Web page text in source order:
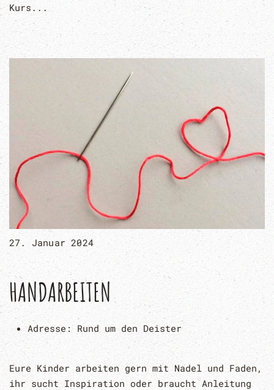
Kurs...
27. Januar 2024
HANDARBEITEN
Adresse: Rund um den Deister
Eure Kinder arbeiten gern mit Nadel und Faden,
ihr sucht Inspiration oder braucht Anleitung